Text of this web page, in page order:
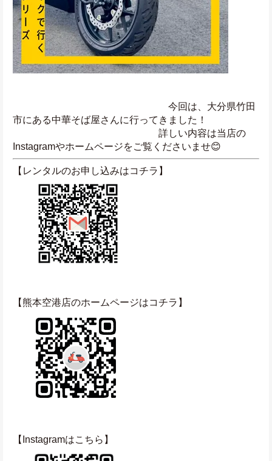
今回は、大分県竹田
市にある中華そば屋さんに行ってきました！
詳しい内容は当店の
Instagramやホームページをご覧くださいませ😊
【レンタルのお申し込みはコチラ】
【熊本空港店のホームページはコチラ】
【Instagramはこちら】